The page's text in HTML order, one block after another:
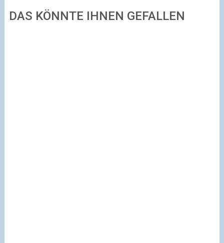
DAS KÖNNTE IHNEN GEFALLEN